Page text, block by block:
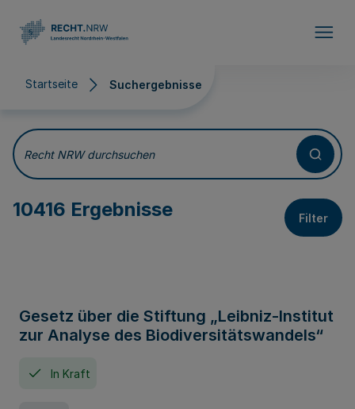
Startseite Suchergebnisse
Suchergebnisse
Recht NRW durchsuchen
10416 Ergebnisse Filter
Gesetz über die Stiftung „Leibniz-Institut
zur Analyse des Biodiversitätswandels“
In Kraft